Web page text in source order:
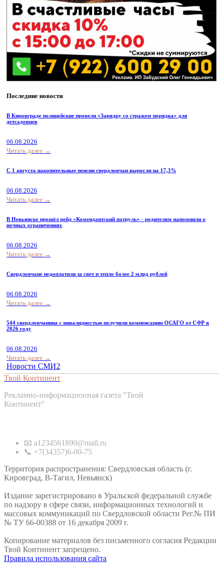
Последние новости
В Кировграде полицейские провели «Зарядку со стражем порядка» для
детсадовцев
06.08.2026
Читать далее →
С 1 августа накопительные пенсии свердловчан выросли на 17,3%
06.08.2026
Читать далее →
В Невьянске прошёл рейд «Комендантский патруль» - родителям напомнили о
ночных ограничениях
06.08.2026
Читать далее →
Свердловчане недоплатили за свет и тепло более 2 млрд рублей
06.08.2026
Читать далее →
544 свердловчанина с инвалидностью получили компенсацию ОСАГО от СФР в
2026 году
06.08.2026
Читать далее →
Новости СМИ2
Твой Континент
Рекламно-информационная газета "Твой
Континент"
📧 a1234561890@mail.ru
📞 +7(34357)6-00-75
Территория распространения: Свердловская область (г.
Кировград, В-Тагил, Невьянск)
Издание зарегистрировано в Уральской федеральной службе
по надзору в сфере связи, информационных технологий и
массовых коммуникаций по Свердловской области Рег.№ ПИ
№ ТУ 66-00388 от 16 декабря 2009 г.
Копирование материалов без письменного согласия Редакции
Твой Континент запрещено.
Правила использования сайта